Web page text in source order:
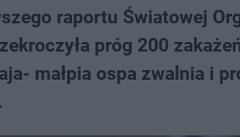
raportu Światowej
próg 200
małpia ospa zwalnia i